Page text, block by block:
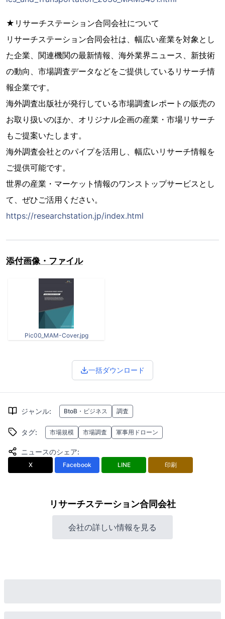
★リサーチステーション合同会社について
リサーチステーション合同会社は、幅広い産業を対象とし
た企業、関連機関の最新情報、海外業界ニュース、新技術
の動向、市場調査データなどをご提供しているリサーチ情
報企業です。
海外調査出版社が発行している市場調査レポートの販売の
お取り扱いのほか、オリジナル企画の産業・市場リサーチ
もご提案いたします。
海外調査会社とのパイプを活用し、幅広いリサーチ情報を
ご提供可能です。
世界の産業・マーケット情報のワンストップサービスとし
て、ぜひご活用ください。
https://researchstation.jp/index.html
添付画像・ファイル
Pic00_MAM-Cover.jpg
一括ダウンロード
ジャンル: BtoB・ビジネス 調査
タグ: 市場規模 市場調査 軍事用ドローン
ニュースのシェア:
X Facebook LINE 印刷
リサーチステーション合同会社
会社の詳しい情報を見る